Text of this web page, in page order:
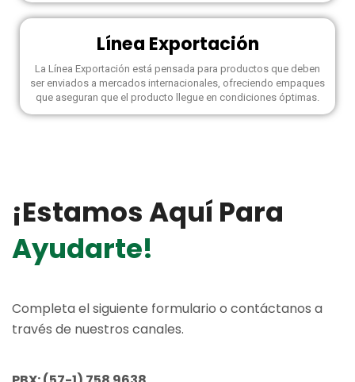
Línea Exportación
La Línea Exportación está pensada para productos que deben
ser enviados a mercados internacionales, ofreciendo empaques
que aseguran que el producto llegue en condiciones óptimas.
¡estamos Aquí Para
Ayudarte!
Completa el siguiente formulario o contáctanos a
través de nuestros canales.